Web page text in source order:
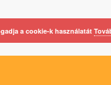
a cookie-k használatát